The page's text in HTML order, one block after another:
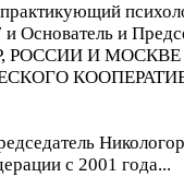
Основатель и
РОССИИ И МОСКВЕ
с 2001 года...